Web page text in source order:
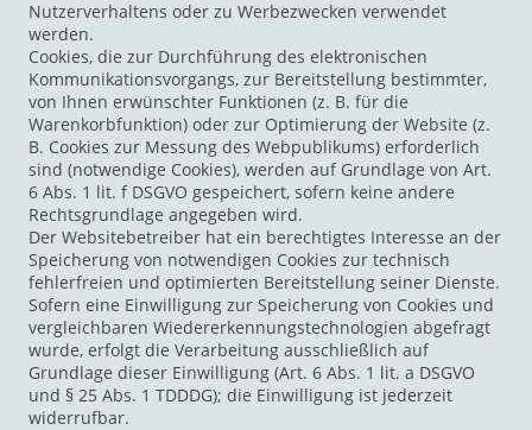
Nutzerverhaltens oder zu Werbezwecken verwendet
werden.
Cookies, die zur Durchführung des elektronischen
Kommunikationsvorgangs, zur Bereitstellung bestimmter,
von Ihnen erwünschter Funktionen (z. B. für die
Warenkorbfunktion) oder zur Optimierung der Website (z.
B. Cookies zur Messung des Webpublikums) erforderlich
sind (notwendige Cookies), werden auf Grundlage von Art.
6 Abs. 1 lit. f DSGVO gespeichert, sofern keine andere
Rechtsgrundlage angegeben wird.
Der Websitebetreiber hat ein berechtigtes Interesse an der
Speicherung von notwendigen Cookies zur technisch
fehlerfreien und optimierten Bereitstellung seiner Dienste.
Sofern eine Einwilligung zur Speicherung von Cookies und
vergleichbaren Wiedererkennungstechnologien abgefragt
wurde, erfolgt die Verarbeitung ausschließlich auf
Grundlage dieser Einwilligung (Art. 6 Abs. 1 lit. a DSGVO
und § 25 Abs. 1 TDDDG); die Einwilligung ist jederzeit
widerrufbar.